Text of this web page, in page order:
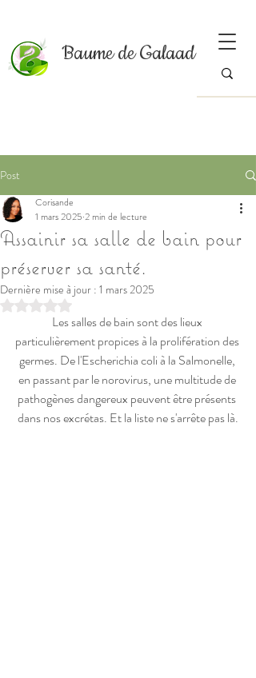
Baume de Galaad
Post
Assainir sa salle de bain pour
préserver sa santé.
Corisande
1 mars 2025 2 min de lecture
Dernière mise à jour : 1 mars 2025
Noté NaN étoiles sur 5.
Les salles de bain sont des lieux
particulièrement propices à la prolifération des
germes. De l'Escherichia coli à la Salmonelle,
en passant par le norovirus, une multitude de
pathogènes dangereux peuvent être présents
dans nos excrétas. Et la liste ne s'arrête pas là.